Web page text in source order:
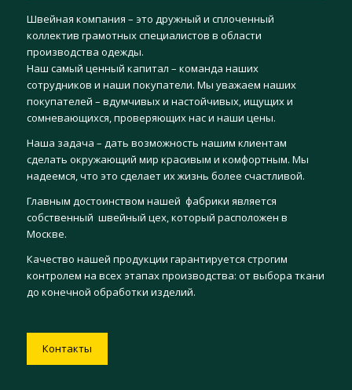
Швейная компания – это дружный и сплоченный
коллектив грамотных специалистов в области
производства одежды.
Наш самый ценный капитал – команда наших
сотрудников и наши покупатели. Мы уважаем наших
покупателей – вдумчивых и настойчивых, ищущих и
сомневающихся, проверяющих нас и наши цены.
Наша задача – дать возможность нашим клиентам
сделать окружающий мир красивым и комфортным. Мы
надеемся, что это сделает их жизнь более счастливой.
Главным достоинством нашей фабрики является
собственный швейный цех, который расположен в
Москве.
Качество нашей продукции гарантируется строгим
контролем на всех этапах производства: от выбора ткани
до конечной обработки изделий.
Контакты